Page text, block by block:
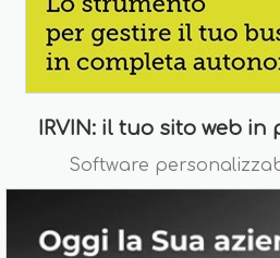
IRVIN: il tuo sito web
Software